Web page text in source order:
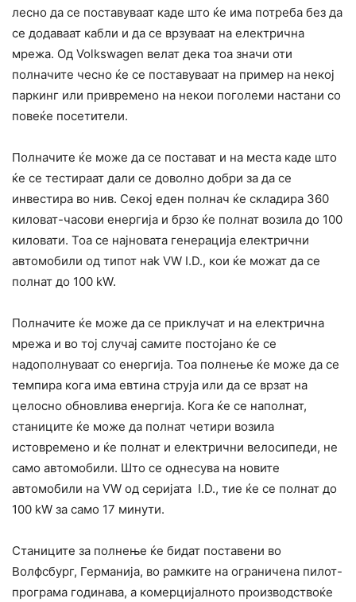
лесно да се поставуваат каде што ќе има потреба без да
се додаваат кабли и да се врзуваат на електрична
мрежа. Од Volkswagen велат дека тоа значи оти
полначите чесно ќе се поставуваат на пример на некој
паркинг или привремено на некои поголеми настани со
повеќе посетители.
Полначите ќе може да се постават и на места каде што
ќе се тестираат дали се доволно добри за да се
инвестира во нив. Секој еден полнач ќе складира 360
киловат-часови енергија и брзо ќе полнат возила до 100
киловати. Тоа се најновата генерација електрични
автомобили од типот наk VW I.D., кои ќе можат да се
полнат до 100 kW.
Полначите ќе може да се приклучат и на електрична
мрежа и во тој случај самите постојано ќе се
надополнуваат со енергија. Тоа полнење ќе може да се
темпира кога има евтина струја или да се врзат на
целосно обновлива енергија. Кога ќе се наполнат,
станиците ќе може да полнат четири возила
истовремено и ќе полнат и електрични велосипеди, не
само автомобили. Што се однесува на новите
автомобили на VW од серијата I.D., тие ќе се полнат до
100 kW за само 17 минути.
Станиците за полнење ќе бидат поставени во
Волфсбург, Германија, во рамките на ограничена пилот-
програма годинава, а комерцијалното производствоќе